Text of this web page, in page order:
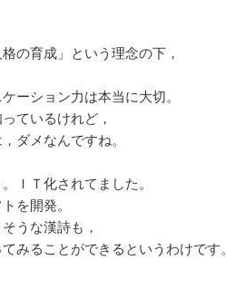
の育成」という理念の下，
ーション力は本当に大切。
ているけれど，
ダメなんですね。
ＩＴ化されてました。
を開発。
うな漢詩も，
みることができるというわけです。